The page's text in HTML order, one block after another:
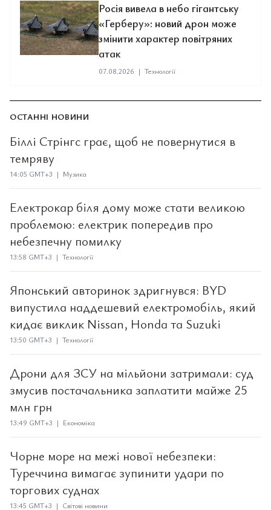
Росія вивела в небо гігантську
«Герберу»: новий дрон може
змінити характер повітряних
атак
07.08.2026 | Технології
ОСТАННІ НОВИНИ
Біллі Стрінгс грає, щоб не повернутися в
темряву
14:05 GMT+3 | Музика
Електрокар біля дому може стати великою
проблемою: електрик попередив про
небезпечну помилку
13:58 GMT+3 | Технології
Японський авторинок здригнувся: BYD
випустила наддешевий електромобіль, який
кидає виклик Nissan, Honda та Suzuki
13:50 GMT+3 | Технології
Дрони для ЗСУ на мільйони затримали: суд
змусив постачальника заплатити майже 25
млн грн
13:49 GMT+3 | Економіка
Чорне море на межі нової небезпеки:
Туреччина вимагає зупинити удари по
торгових суднах
13:45 GMT+3 | Світові новини